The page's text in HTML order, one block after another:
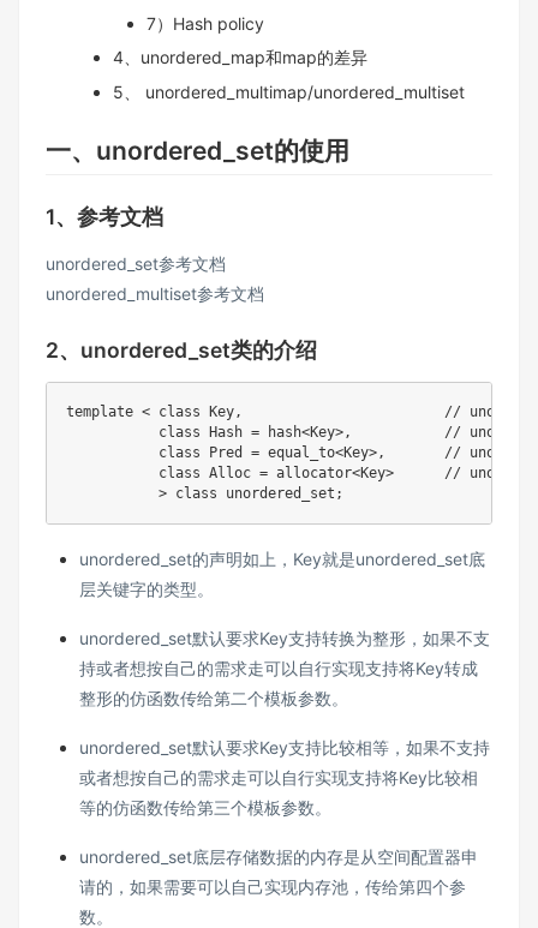
7）Hash policy
4、unordered_map和map的差异
5、 unordered_multimap/unordered_multiset
一、unordered_set的使⽤
1、参考文档
unordered_set参考文档
unordered_multiset参考文档
2、unordered_set类的介绍
template < class Key ,
//
class Hash = hash<Key> ,
//
class
Pred = equal_to<Key> ,
//
class Alloc = allocator<Key>
//
> class unordered_set ;
unordered_set的声明如上，Key就是unordered_set底
层关键字的类型。
unordered_set默认要求Key⽀持转换为整形，如果不⽀
持或者想按⾃⼰的需求⾛可以⾃⾏实现⽀持将Key转成
整形的仿函数传给第⼆个模板参数。
unordered_set默认要求Key⽀持⽐较相等，如果不⽀持
或者想按⾃⼰的需求⾛可以⾃⾏实现⽀持将Key⽐较相
等的仿函数传给第三个模板参数。
unordered_set底层存储数据的内存是从空间配置器申
请的，如果需要可以⾃⼰实现内存池，传给第四个参
数。